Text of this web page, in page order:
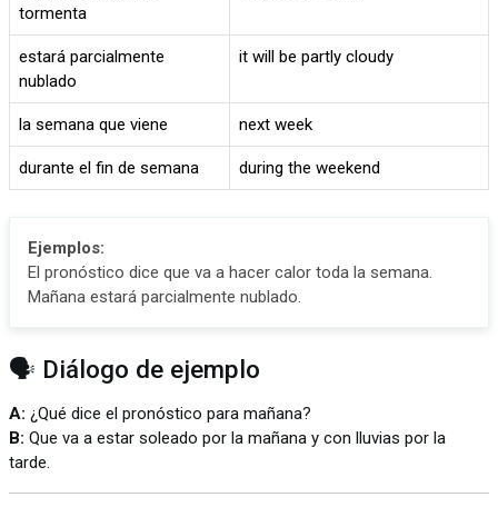
tormenta
estará parcialmente
nublado
it will be partly cloudy
la semana que viene next week
durante el fin de semana during the weekend
Ejemplos:
El pronóstico dice que va a hacer calor toda la semana.
Mañana estará parcialmente nublado.
🗣️ Diálogo de ejemplo
A: ¿Qué dice el pronóstico para mañana?
B: Que va a estar soleado por la mañana y con lluvias por la
tarde.